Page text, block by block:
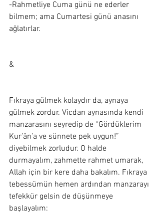
-Rahmetliye Cuma günü ne ederler
bilmem; ama Cumartesi günü anasını
ağlatırlar.
&
Fıkraya gülmek kolaydır da, aynaya
gülmek zordur. Vicdan aynasında kendi
manzarasını seyredip de “Gördüklerim
Kur’ân’a ve sünnete pek uygun!”
diyebilmek zorludur. O halde
durmayalım, zahmette rahmet umarak,
Allah için bir kere daha bakalım. Fıkraya
tebessümün hemen ardından manzarayı
tefekkür gelsin de düşünmeye
başlayalım: